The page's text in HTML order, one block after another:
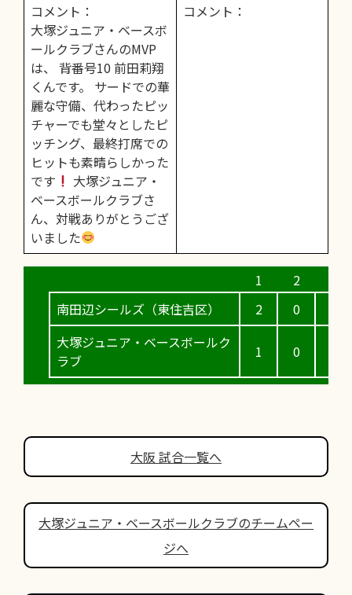
コメント：
大塚ジュニア・ベースボ
ールクラブさんのMVP
は、 背番号10 前田莉翔
くんです。 サードでの華
麗な守備、代わったピッ
チャーでも堂々としたピ
ッチング、最終打席での
ヒットも素晴らしかった
です
大塚ジュニア・
ベースボールクラブさ
ん、対戦ありがとうござ
いました
コメント：
南田辺シールズ（東住吉区）
大塚ジュニア・ベースボールク
ラブ
2
1
0
0
大阪 試合一覧へ
大塚ジュニア・ベースボールクラブのチームペー
ジへ